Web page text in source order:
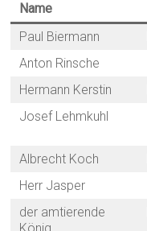
Name
Paul Biermann
Anton Rinsche
Hermann Kerstin
Josef Lehmkuhl
Albrecht Koch
Herr Jasper
der amtierende